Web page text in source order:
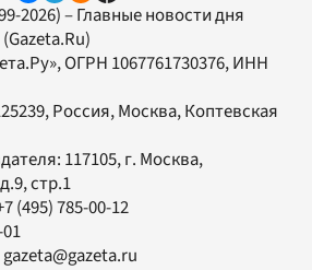
2026) – Главные новости дня
(Gazeta.Ru)
, ОГРН 1067761730376, ИНН
Россия, Москва, Коптевская
117105, г. Москва,
стр.1
(495) 785-00-12
gazeta@gazeta.ru